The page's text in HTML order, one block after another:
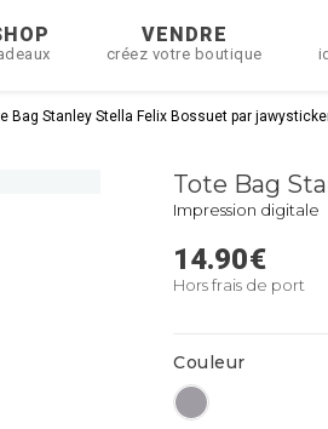
VENDRE
créez votre boutique
Bag Stanley Stella Felix Bossuet par
Tote Bag
Impression digitale
14.90€
Hors frais de port
Couleur